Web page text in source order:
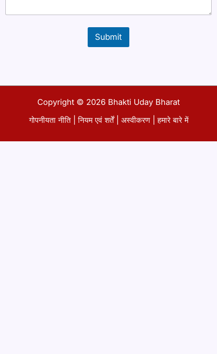
Submit
Copyright © 2026 Bhakti Uday Bharat
गोपनीयता नीति|नियम एवं शर्तें| अस्वीकरण |हमारे बारे में